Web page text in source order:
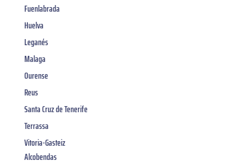
Fuenlabrada
Huelva
Leganés
Malaga
Ourense
Reus
Santa Cruz de Tenerife
Terrassa
Vitoria-Gasteiz
Alcobendas